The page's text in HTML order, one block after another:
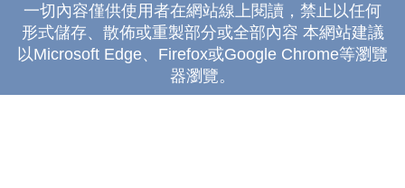
一切內容僅供使用者在網站線上閱讀，禁止以任何
形式儲存、散佈或重製部分或全部內容 本網站建議
以Microsoft Edge、Firefox或Google Chrome等瀏覽
器瀏覽。